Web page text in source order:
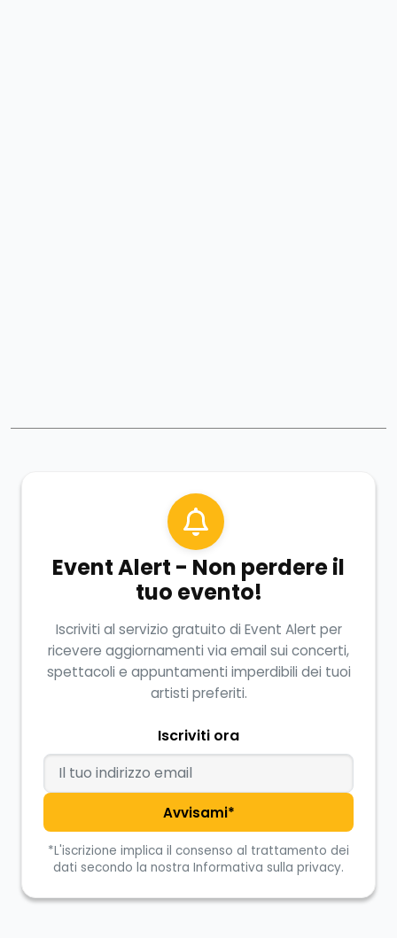
Event Alert - Non perdere il
tuo evento!
Iscriviti al servizio gratuito di Event Alert per
ricevere aggiornamenti via email sui concerti,
spettacoli e appuntamenti imperdibili dei tuoi
artisti preferiti.
Iscriviti ora
Avvisami*
*L'iscrizione implica il consenso al trattamento dei
dati secondo la nostra Informativa sulla privacy.